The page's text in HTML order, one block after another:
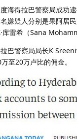
海得拉巴警察局成功
嫌疑人分别是果阿居
库雷希（Sana
巴警察局局长K
至20万卢比的佣金。